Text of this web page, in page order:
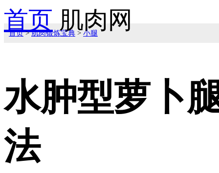
首页 肌肉网
首页>肌肉锻炼宝典 > 小腿
水肿型萝卜
法